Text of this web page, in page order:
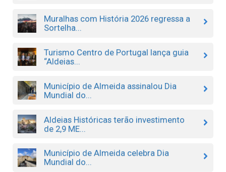
Muralhas com História 2026 regressa a
Sortelha...
Turismo Centro de Portugal lança guia
“Aldeias...
Município de Almeida assinalou Dia
Mundial do...
Aldeias Históricas terão investimento
de 2,9 ME...
Município de Almeida celebra Dia
Mundial do...